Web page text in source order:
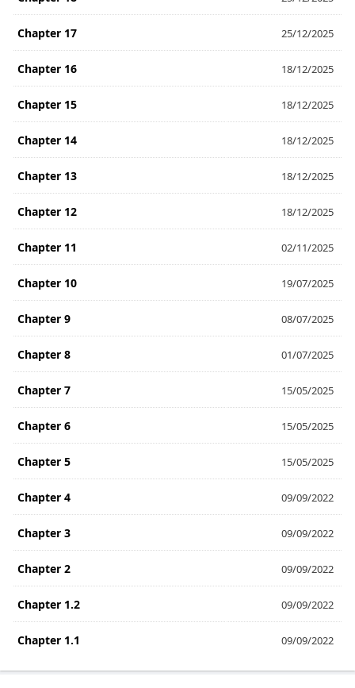
Chapter 17 25/12/2025
Chapter 16 18/12/2025
Chapter 15 18/12/2025
Chapter 14 18/12/2025
Chapter 13 18/12/2025
Chapter 12 18/12/2025
Chapter 11 02/11/2025
Chapter 10 19/07/2025
Chapter 9 08/07/2025
Chapter 8 01/07/2025
Chapter 7 15/05/2025
Chapter 6 15/05/2025
Chapter 5 15/05/2025
Chapter 4 09/09/2022
Chapter 3 09/09/2022
Chapter 2 09/09/2022
Chapter 1.2 09/09/2022
Chapter 1.1 09/09/2022